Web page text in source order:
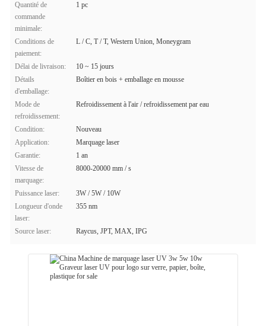
Quantité de
commande
minimale:
1 pc
Conditions de
paiement:
L / C, T / T, Western Union, Moneygram
Délai de livraison:
10 ~ 15 jours
Détails
d'emballage:
Boîtier en bois + emballage en mousse
Mode de
refroidissement:
Refroidissement à l'air / refroidissement par eau
Condition:
Nouveau
Application:
Marquage laser
Garantie:
1 an
Vitesse de
marquage:
8000-20000 mm / s
Puissance laser:
3W / 5W / 10W
Longueur d'onde
laser:
355 nm
Source laser: Raycus, JPT, MAX, IPG